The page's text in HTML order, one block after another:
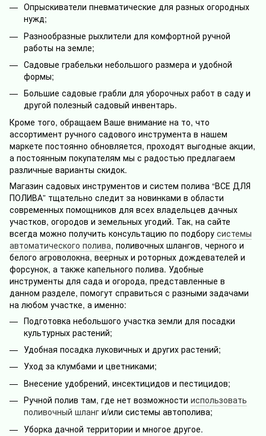
Опрыскиватели пневматические для разных огородных
нужд;
Разнообразные рыхлители для комфортной ручной
работы на земле;
Садовые грабельки небольшого размера и удобной
формы;
Большие садовые грабли для уборочных работ в саду и
другой полезный садовый инвентарь.
Кроме того, обращаем Ваше внимание на то, что
ассортимент ручного садового инструмента в нашем
маркете постоянно обновляется, проходят выгодные акции,
а постоянным покупателям мы с радостью предлагаем
различные варианты скидок.
Магазин садовых инструментов и систем полива “ВСЕ ДЛЯ
ПОЛИВА” тщательно следит за новинками в области
современных помощников для всех владельцев дачных
участков, огородов и земельных угодий. Так, на сайте
всегда можно получить консультацию по подбору системы
автоматического полива, поливочных шлангов, черного и
белого агроволокна, веерных и роторных дождевателей и
форсунок, а также капельного полива. Удобные
инструменты для сада и огорода, представленные в
данном разделе, помогут справиться с разными задачами
на любом участке, а именно:
Подготовка небольшого участка земли для посадки
культурных растений;
Удобная посадка луковичных и других растений;
Уход за клумбами и цветниками;
Внесение удобрений, инсектицидов и пестицидов;
Ручной полив там, где нет возможности использовать
поливочный шланг и/или системы автополива;
Уборка дачной территории и многое другое.